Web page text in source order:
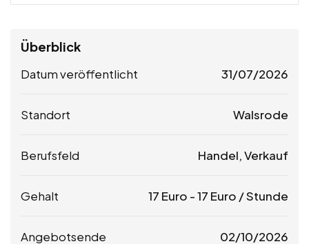
Überblick
Datum veröffentlicht 31/07/2026
Standort Walsrode
Berufsfeld Handel, Verkauf
Gehalt 17 Euro -17 Euro / Stunde
Angebotsende 02/10/2026